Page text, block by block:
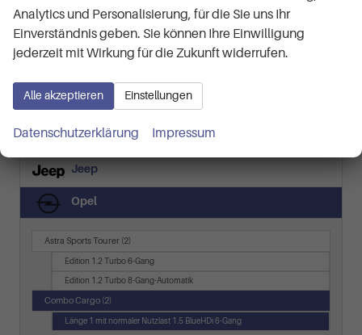
BMW
Cupra
Ford
Hyundai
Jeep
Opel
Astra Sports Tourer (2)
Edition 1.2 Turbo 6-Gang
Edition 1.2 Turbo 8-Gang-Automatik
Combo Cargo (2)
Länge 1 mit normaler Nutzlast 1.5 BlueHDi 6-Gang
Analytics und Personalisierung, für die Sie uns Ihr
Einverständnis geben. Sie können Ihre Einwilligung
jederzeit mit Wirkung für die Zukunft widerrufen.
Alle akzeptieren Einstellungen
Datenschutzerklärung Impressum